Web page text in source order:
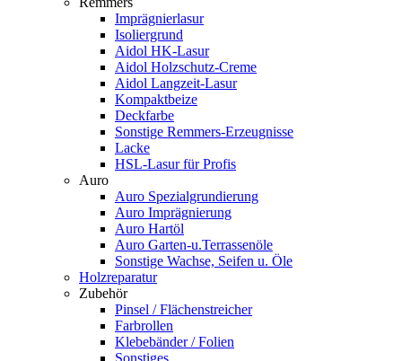
Imprägnierlasur
Isoliergrund
Aidol HK-Lasur
Aidol Holzschutz-Creme
Aidol Langzeit-Lasur
Kompaktbeize
Deckfarbe
Sonstige Remmers-Erzeugnisse
Lacke
HSL-Lasur für Profis
Auro
Auro Spezialgrundierung
Auro Imprägnierung
Auro Hartöl
Auro Garten-u.Terrassenöle
Sonstige Wachse, Seifen u. Öle
Holzreparatur
Zubehör
Pinsel / Flächenstreicher
Farbrollen
Klebebänder / Folien